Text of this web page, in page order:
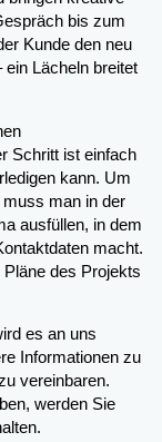
bis zum
Kunde den neu
Lächeln breitet
Schritt ist einfach
kann. Um
man in der
ausfüllen, in dem
macht.
Pläne des Projekts
es an uns
Informationen zu
vereinbaren.
werden Sie